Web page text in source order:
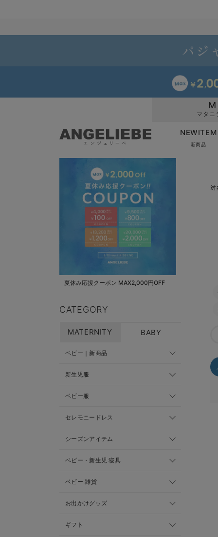
マタニ
NEWITEM
新商品
夏休み応援クーポン MAX2,000円OFF
CATEGORY
MATERNITY BABY
ベビー｜新商品
新生児服
ベビー服
セレモニードレス
シーズンアイテム
ベビー・新生児 寝具
ベビー 雑貨
お出かけグッズ
ギフト
対